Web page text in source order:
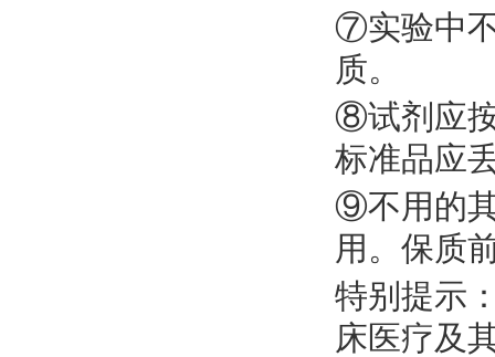
⑦实验中
质。
⑧试剂应
标准品应
⑨不用的
用。保质
特别提示
床医疗及